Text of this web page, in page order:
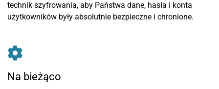
technik szyfrowania, aby Państwa dane, hasła i konta
użytkowników były absolutnie bezpieczne i chronione.
Na bieżąco